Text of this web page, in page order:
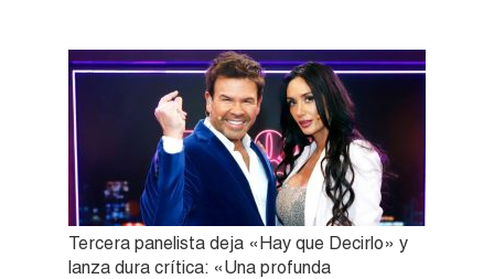
Tercera panelista deja «Hay que Decirlo» y
lanza dura crítica: «Una profunda